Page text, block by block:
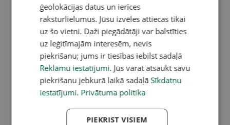
ģeolokācijas datus un ierīces
raksturlielumus. Jūsu izvēles attiecas tikai
uz šo vietni. Daži piegādātāji var balstīties
uz leģitīmajām interesēm, nevis
piekrišanu; jums ir tiesības iebilst sadaļā
Reklāmu iestatījumi. Jūs varat atsaukt savu
piekrišanu jebkurā laikā sadaļā Sīkdatņu
iestatījumi. Privātuma politika
PIEKRIST VISIEM